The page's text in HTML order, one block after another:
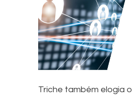
Triche também elogia o